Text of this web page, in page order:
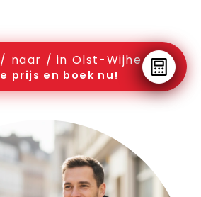
naar / in Olst-Wijhe
prijs en boek nu!